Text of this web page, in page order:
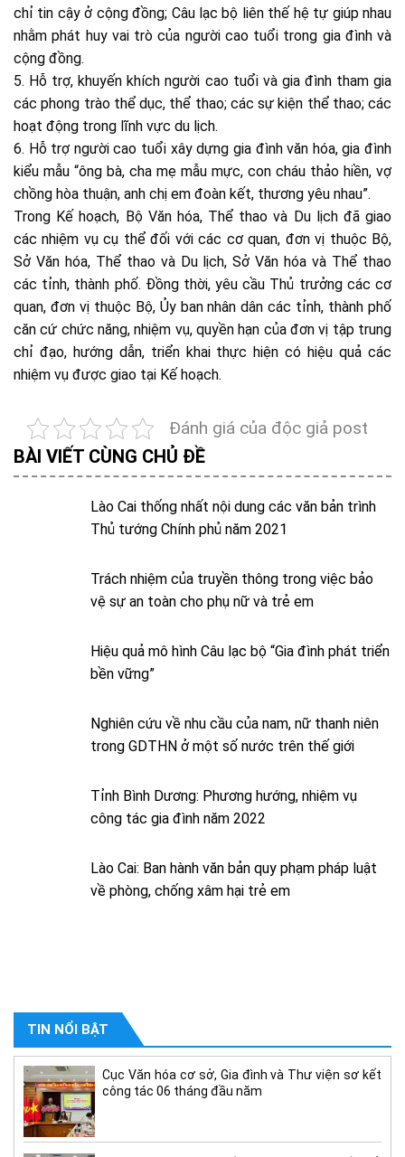
chỉ tin cậy ở cộng đồng; Câu lạc bộ liên thế hệ tự giúp nhau
nhằm phát huy vai trò của người cao tuổi trong gia đình và
cộng đồng.
5. Hỗ trợ, khuyến khích người cao tuổi và gia đình tham gia
các phong trào thể dục, thể thao; các sự kiện thể thao; các
hoạt động trong lĩnh vực du lịch.
6. Hỗ trợ người cao tuổi xây dựng gia đình văn hóa, gia đình
kiểu mẫu “ông bà, cha mẹ mẫu mực, con cháu thảo hiền, vợ
chồng hòa thuận, anh chị em đoàn kết, thương yêu nhau”.
Trong Kế hoạch, Bộ Văn hóa, Thể thao và Du lịch đã giao
các nhiệm vụ cụ thể đối với các cơ quan, đơn vị thuộc Bộ,
Sở Văn hóa, Thể thao và Du lịch, Sở Văn hóa và Thể thao
các tỉnh, thành phố. Đồng thời, yêu cầu Thủ trưởng các cơ
quan, đơn vị thuộc Bộ, Ủy ban nhân dân các tỉnh, thành phố
căn cứ chức năng, nhiệm vụ, quyền hạn của đơn vị tập trung
chỉ đạo, hướng dẫn, triển khai thực hiện có hiệu quả các
nhiệm vụ được giao tại Kế hoạch.
Đánh giá của độc giả post
BÀI VIẾT CÙNG CHỦ ĐỀ
Lào Cai thống nhất nội dung các văn bản trình
Thủ tướng Chính phủ năm 2021
Trách nhiệm của truyền thông trong việc bảo
vệ sự an toàn cho phụ nữ và trẻ em
Hiệu quả mô hình Câu lạc bộ “Gia đình phát triển
bền vững”
Nghiên cứu về nhu cầu của nam, nữ thanh niên
trong GDTHN ở một số nước trên thế giới
Tỉnh Bình Dương: Phương hướng, nhiệm vụ
công tác gia đình năm 2022
Lào Cai: Ban hành văn bản quy phạm pháp luật
về phòng, chống xâm hại trẻ em
TIN NỔI BẬT
Cục Văn hóa cơ sở, Gia đình và Thư viện sơ kết
công tác 06 tháng đầu năm